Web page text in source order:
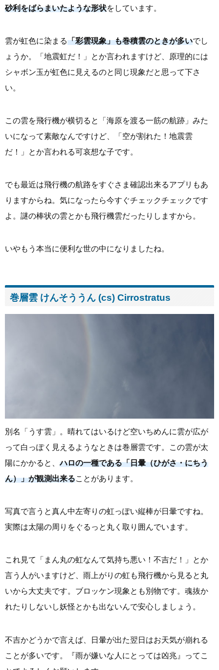
砂利をばらまいたような形状をしています。
雲が虹色に染まる「彩雲現象」も巻積雲のときが多いでし
ょうか。「地震虹だ！」とか言われますけど、原理的には
シャボン玉が虹色に見えるのと同じ現象だと思って下さ
い。
この雲を飛行機が横切ると「海原を渡る一筋の航跡」みた
いになって素敵なんですけど、「空が割れた！地震雲
だ！」とか言われる可哀想な子です。
でも最近は飛行機の航路をすぐさま確認出来るアプリもあ
りますからね。気になったら今すぐチェックチェックです
よ。謎の棒状の雲とかも飛行機雲だったりしますから。
いやもう本当に便利な世の中になりましたね。
巻層雲 けんそううん (cs) Cirrostratus
別名「うす雲」。晴れてはいるけど空いちめんに雲が広が
って白っぽく見えるようなときは巻層雲です。この雲が太
陽にかかると、ハロの一種である「日暈（ひがさ・にちう
ん）」が観測出来ることがあります。
写真で言うと真ん中左寄りの虹っぽい縦棒が日暈ですね。
実際は太陽の周りをぐるっと丸く取り囲んでいます。
これ見て「まん丸の虹なんて気持ち悪い！不吉だ！」とか
言う人がいますけど、雨上がりの虹も飛行機から見ると丸
いから大丈夫です。ブロッケン現象とも別物です。魂抜か
れたりしないし妖怪とかも出ないんで安心しましょう。
不吉かどうかで言えば、日暈が出た翌日はお天気が崩れる
ことが多いです。『雨が嫌いな人にとっては凶兆』ってこ